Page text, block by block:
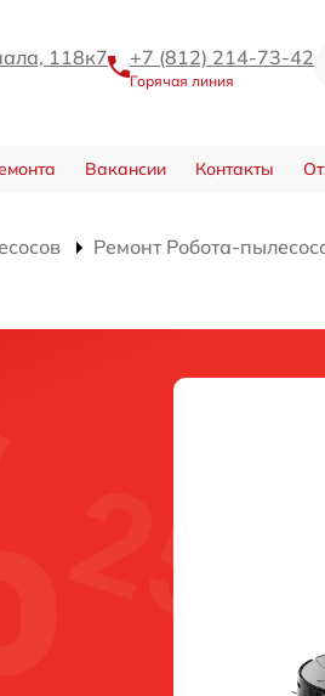
118к7 +7 (812) 214-73-42
Горячая линия
Вакансии Контакты
Ремонт Робота-